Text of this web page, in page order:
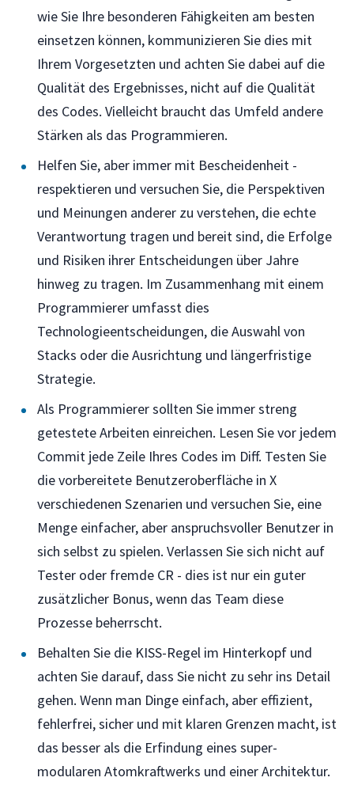
wie Sie Ihre besonderen Fähigkeiten am besten
einsetzen können, kommunizieren Sie dies mit
Ihrem Vorgesetzten und achten Sie dabei auf die
Qualität des Ergebnisses, nicht auf die Qualität
des Codes. Vielleicht braucht das Umfeld andere
Stärken als das Programmieren.
Helfen Sie, aber immer mit Bescheidenheit -
respektieren und versuchen Sie, die Perspektiven
und Meinungen anderer zu verstehen, die echte
Verantwortung tragen und bereit sind, die Erfolge
und Risiken ihrer Entscheidungen über Jahre
hinweg zu tragen. Im Zusammenhang mit einem
Programmierer umfasst dies
Technologieentscheidungen, die Auswahl von
Stacks oder die Ausrichtung und längerfristige
Strategie.
Als Programmierer sollten Sie immer streng
getestete Arbeiten einreichen. Lesen Sie vor jedem
Commit jede Zeile Ihres Codes im Diff. Testen Sie
die vorbereitete Benutzeroberfläche in X
verschiedenen Szenarien und versuchen Sie, eine
Menge einfacher, aber anspruchsvoller Benutzer in
sich selbst zu spielen. Verlassen Sie sich nicht auf
Tester oder fremde CR - dies ist nur ein guter
zusätzlicher Bonus, wenn das Team diese
Prozesse beherrscht.
Behalten Sie die KISS-Regel im Hinterkopf und
achten Sie darauf, dass Sie nicht zu sehr ins Detail
gehen. Wenn man Dinge einfach, aber effizient,
fehlerfrei, sicher und mit klaren Grenzen macht, ist
das besser als die Erfindung eines super-
modularen Atomkraftwerks und einer Architektur.